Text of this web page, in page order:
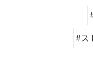
#ス